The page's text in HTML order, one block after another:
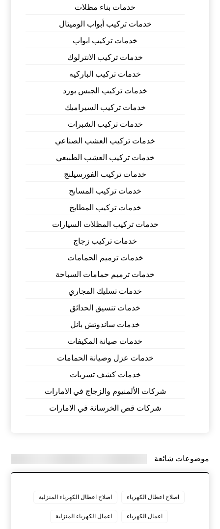
خدمات بناء مظلات
خدمات تركيب أبواب الوميتال
خدمات تركيب ابواب
خدمات تركيب الانترلوك
خدمات تركيب الباركيه
خدمات تركيب الجبس بورد
خدمات تركيب السيراميك
خدمات تركيب الشبرات
خدمات تركيب العشب الصناعي
خدمات تركيب العشب الطبيعي
خدمات تركيب الفورسيلنج
خدمات تركيب المسابح
خدمات تركيب المطابخ
خدمات تركيب المظلات السيارات
خدمات تركيب زجاج
خدمات ترميم الحمامات
خدمات ترميم حمامات السباحة
خدمات تسليك المجاري
خدمات تنسيق الحدائق
خدمات ساندوتش بانل
خدمات صيانة المكيفات
خدمات عزل وصيانة الحمامات
خدمات كشف تسربات
شركات الألمنيوم والزجاج في الامارات
شركات قص الخرسانة في الامارات
موضوعات شائعة
اصلاح اعطال الكهرباء اصلاح اعطال الكهرباء المنزلية
اعمال الكهرباء اعمال الكهرباء المنزلية